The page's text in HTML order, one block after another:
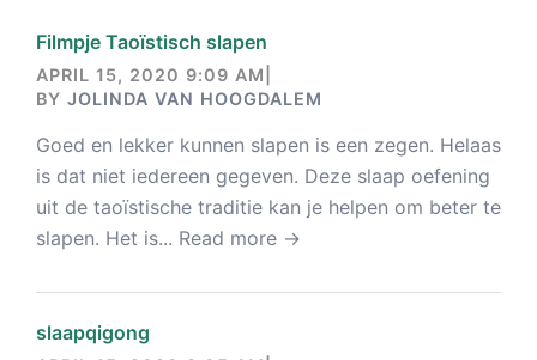
Filmpje Taoïstisch slapen
APRIL 15, 2020 9:09 AM
BY JOLINDA VAN HOOGDALEM
Goed en lekker kunnen slapen is een zegen. Helaas
is dat niet iedereen gegeven. Deze slaap oefening
uit de taoïstische traditie kan je helpen om beter te
slapen. Het is... Read more →
slaapqigong